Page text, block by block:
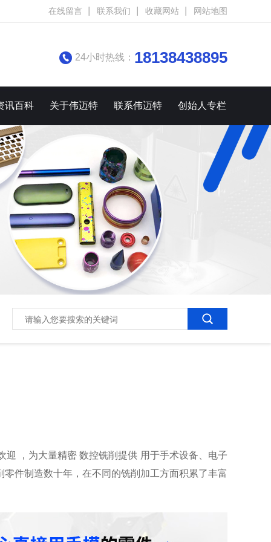
在线留言 联系我们 收藏网站 网站地图
24小时热线： 18138438895
讯百科 关于伟迈特 联系伟迈特 创始人专栏
，为大量精密 数控铣削提供 用于手术设备、电子
件制造数十年，在不同的铣削加工方面积累了丰富